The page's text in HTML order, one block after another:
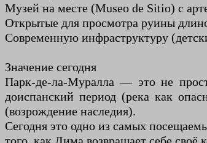
Музей на месте (Museo de Sitio) с
Открытые для просмотра руины
Современную инфраструктуру
Значение сегодня
Парк-де-ла-Муралла — это не
доиспанский период (река как
(возрождение наследия).
Сегодня это одно из самых